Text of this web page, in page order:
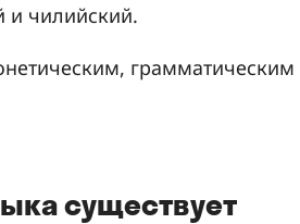
и чилийский.
грамматическим
существует